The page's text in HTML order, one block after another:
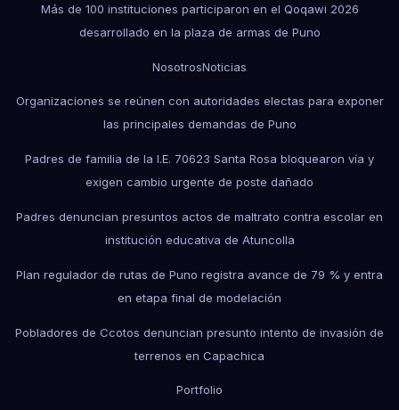
Más de 100 instituciones participaron en el Qoqawi 2026
desarrollado en la plaza de armas de Puno
NosotrosNoticias
Organizaciones se reúnen con autoridades electas para exponer
las principales demandas de Puno
Padres de familia de la I.E. 70623 Santa Rosa bloquearon vía y
exigen cambio urgente de poste dañado
Padres denuncian presuntos actos de maltrato contra escolar en
institución educativa de Atuncolla
Plan regulador de rutas de Puno registra avance de 79 % y entra
en etapa final de modelación
Pobladores de Ccotos denuncian presunto intento de invasión de
terrenos en Capachica
Portfolio